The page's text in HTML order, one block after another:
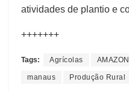
atividades de plantio e
+++++++
Tags: Agrícolas
manaus Produção Rural